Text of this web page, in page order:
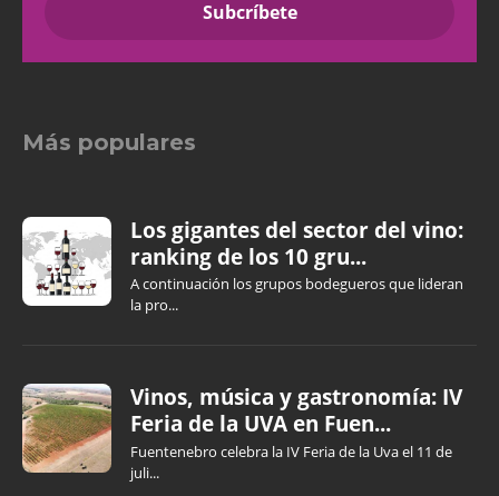
Más populares
Los gigantes del sector del vino:
ranking de los 10 gru...
A continuación los grupos bodegueros que lideran
la pro...
Vinos, música y gastronomía: IV
Feria de la UVA en Fuen...
Fuentenebro celebra la IV Feria de la Uva el 11 de
juli...